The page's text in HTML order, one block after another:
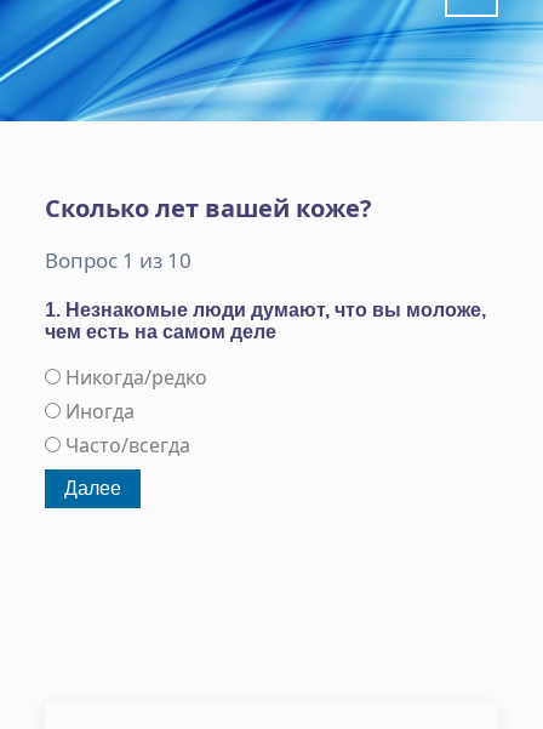
Сколько лет вашей коже?
Вопрос 1 из 10
1. Незнакомые люди думают, что вы моложе,
чем есть на самом деле
Никогда/редко
Иногда
Часто/всегда